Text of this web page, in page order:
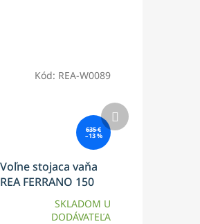
635 €
–13 %
Voľne stojaca vaňa
REA FERRANO 150
SKLADOM U
DODÁVATEĽA
Kód: REA-W0089
Ďalší
produkt